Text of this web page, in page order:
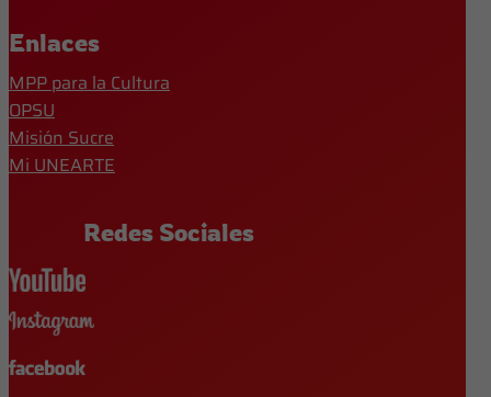
Enlaces
MPP para la Cultura
OPSU
Misión Sucre
Mi UNEARTE
Redes Sociales